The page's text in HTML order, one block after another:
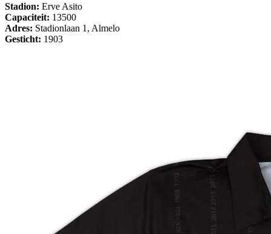
Stadion: Erve Asito
Capaciteit: 13500
Adres: Stadionlaan 1, Almelo
Gesticht: 1903